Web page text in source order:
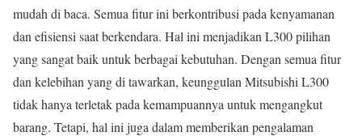
mudah di baca. Semua fitur ini berkontribusi pada kenyamanan
dan efisiensi saat berkendara. Hal ini menjadikan L300 pilihan
yang sangat baik untuk berbagai kebutuhan. Dengan semua fitur
dan kelebihan yang di tawarkan, keunggulan Mitsubishi L300
tidak hanya terletak pada kemampuannya untuk mengangkut
barang. Tetapi, hal ini juga dalam memberikan pengalaman